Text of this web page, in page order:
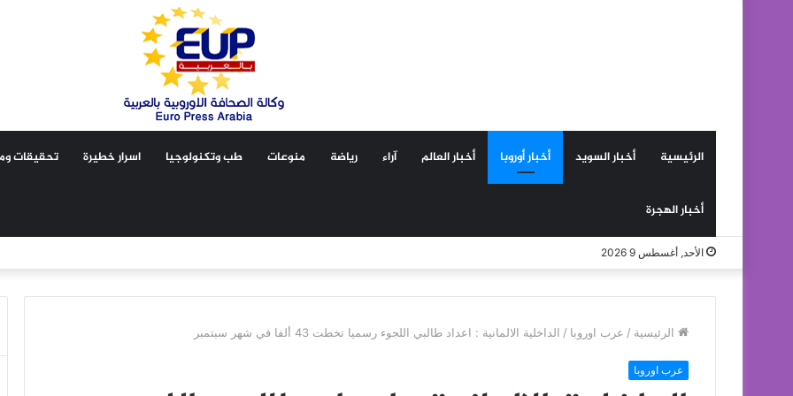
الرئيسية أخبار السويد أخبار أوروبا أخبار العالم آراء رياضة منوعات طب وتكنولوجيا اسرار خطيرة تحقيقات
أخبار الهجرة
الأحد, أغسطس 9 2026
الرئيسية / عرب اوروبا / الداخلية الالمانية : اعداد طالبي اللجوء رسميا تخطت 43 ألفا في شهر سبتمبر
عرب اوروبا